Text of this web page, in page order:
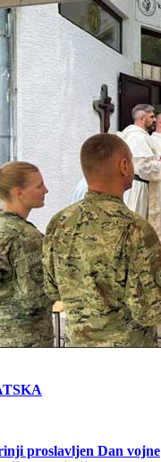
proslavljen Dan vojne